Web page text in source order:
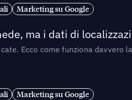
Marketing su Google
ma i dati di
Ecco come funziona davvero
Marketing su Google